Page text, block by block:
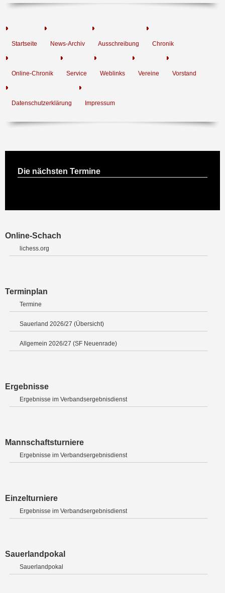
Startseite News-Archiv Ausschreibung Chronik
Online-Chronik Service Weblinks Vereine Vorstand
Datenschutzerklärung Impressum
Die nächsten Termine
Online-Schach
lichess.org
Terminplan
Termine
Sauerland 2026/27 (Übersicht)
Allgemein 2026/27 (SF Neuenrade)
Ergebnisse
Ergebnisse im Verbandsergebnisdienst
Mannschaftsturniere
Ergebnisse im Verbandsergebnisdienst
Einzelturniere
Ergebnisse im Verbandsergebnisdienst
Sauerlandpokal
Sauerlandpokal